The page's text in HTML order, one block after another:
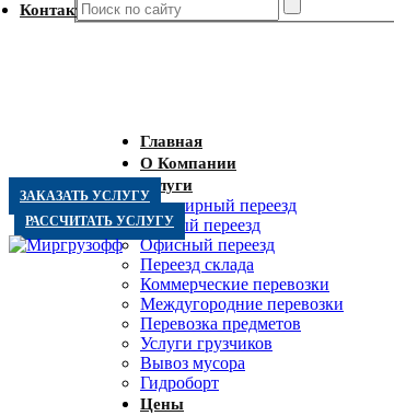
Контакты
Главная
О Компании
Услуги
Квартирный переезд
Дачный переезд
Офисный переезд
Переезд склада
Коммерческие перевозки
Междугородние перевозки
Перевозка предметов
Услуги грузчиков
Вывоз мусора
Гидроборт
Цены
ЗАКАЗАТЬ УСЛУГУ
РАССЧИТАТЬ УСЛУГУ